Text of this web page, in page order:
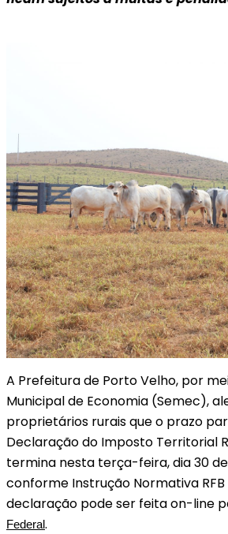
A Prefeitura de Porto Velho, por
Municipal de Economia (Semec),
proprietários rurais que o prazo
Declaração do Imposto Territorial
termina nesta terça-feira, dia 30
conforme Instrução Normativa RFB
declaração pode ser feita on-line
Federal.